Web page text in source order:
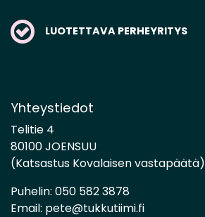
LUOTETTAVA PERHEYRITYS
Yhteystiedot
Telitie 4
80100 JOENSUU
(Katsastus Kovalaisen vastapäätä)
Puhelin: 050 582 3878
Email: pete@tukkutiimi.fi